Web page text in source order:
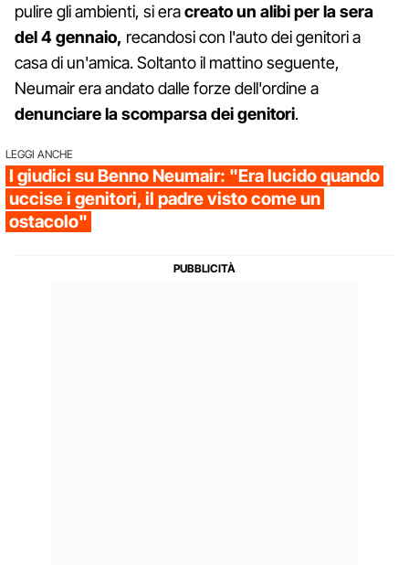
pulire gli ambienti, si eracreato un alibi per la sera
del 4 gennaio, recandosi con l'auto dei genitori a
casa di un'amica. Soltanto il mattino seguente,
Neumair era andato dalle forze dell'ordine a
denunciare la scomparsa dei genitori.
LEGGI ANCHE
I giudici su Benno Neumair: "Era lucido quando
uccise i genitori, il padre visto come un
ostacolo"